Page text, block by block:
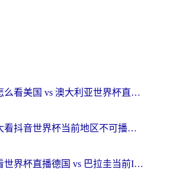
在国外怎么看美国 vs 澳大利亚世界杯直播？海外党必藏的中文解说观赛指南
在加拿大看抖音世界杯当前地区不可播放？海外党体育观赛终极指南
在海外看世界杯直播德国 vs 巴拉圭当前IP受限制？这篇指南帮你轻松解决地区限制